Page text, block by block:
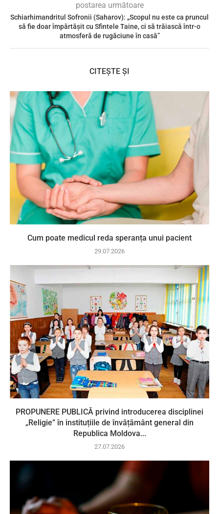
postarea următoare
Schiarhimandritul Sofronii (Saharov): „Scopul nu este ca pruncul
să fie doar împărtășit cu Sfintele Taine, ci să trăiască într-o
atmosferă de rugăciune în casă”
CITEȘTE ȘI
Cum poate medicul reda speranța unui pacient
29.07.2026
PROPUNERE PUBLICĂ privind introducerea disciplinei
„Religie” în instituțiile de învățământ general din
Republica Moldova...
27.07.2026